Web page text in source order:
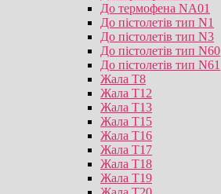
До термофена NA01
До пістолетів тип N1
До пістолетів тип N3
До пістолетів тип N60
До пістолетів тип N61
Жала T8
Жала T12
Жала T13
Жала T15
Жала T16
Жала T17
Жала T18
Жала T19